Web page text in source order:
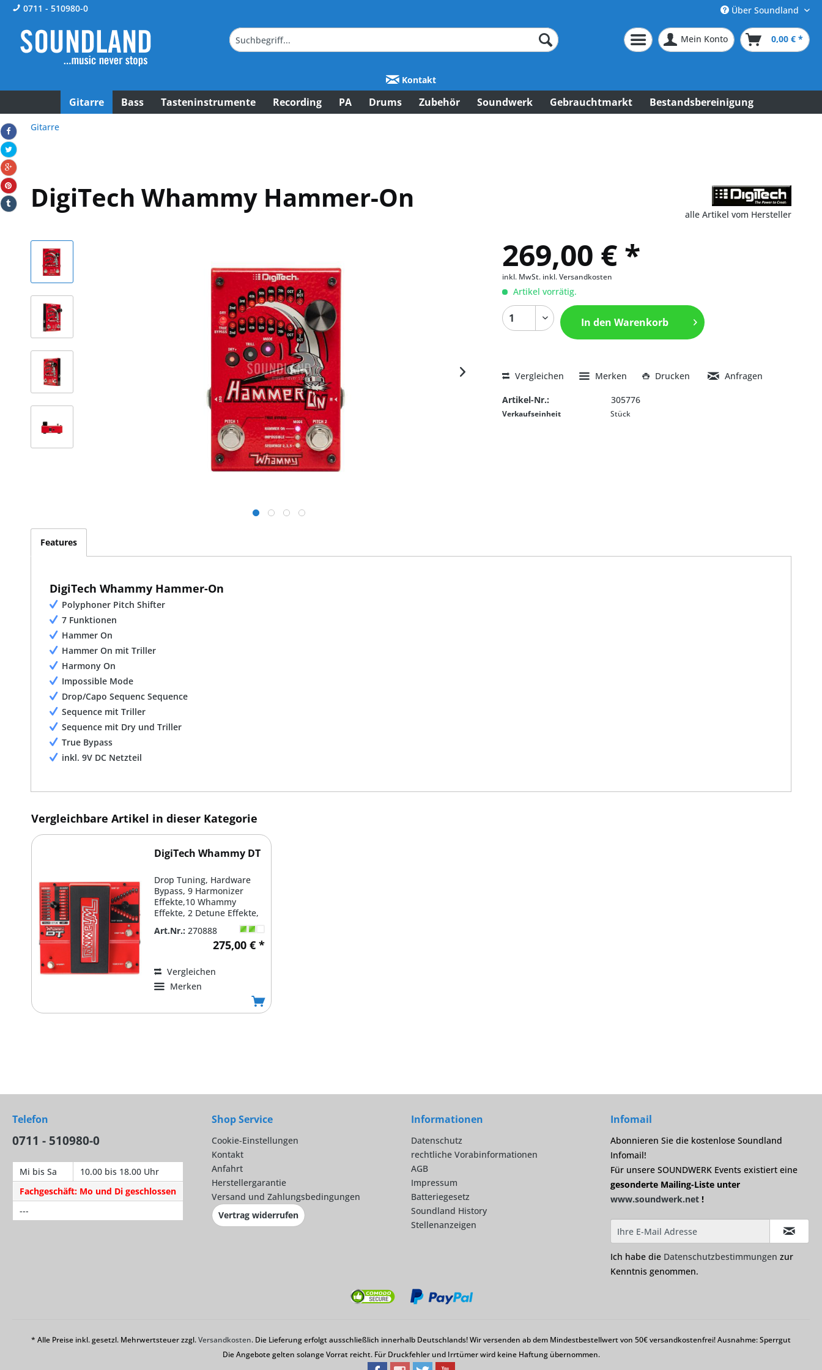
0711 - 510980-0 Über Soundland
Mein Konto 0,00 € *
Kontakt
Gitarre Bass Tasteninstrumente Recording PA Drums Zubehör Soundwerk Gebrauchtmarkt Bestandsbereinigung
Gitarre
DigiTech Whammy Hammer-On
alle Artikel vom Hersteller
269,00 € *
inkl. MwSt. inkl. Versandkosten
Artikel vorrätig.
In den Warenkorb
Vergleichen Merken Drucken Anfragen
Artikel-Nr.: 305776
Verkaufseinheit Stück
Features
DigiTech Whammy Hammer-On
Polyphoner Pitch Shifter
7 Funktionen
Hammer On
Hammer On mit Triller
Harmony On
Impossible Mode
Drop/Capo Sequenc Sequence
Sequence mit Triller
Sequence mit Dry und Triller
True Bypass
inkl. 9V DC Netzteil
Vergleichbare Artikel in dieser Kategorie
DigiTech Whammy DT
Drop Tuning, Hardware
Bypass, 9 Harmonizer
Effekte,10 Whammy
Effekte, 2 Detune Effekte,
Momentary Switch, durch
2...
Art.Nr.: 270888
275,00 € *
Vergleichen
Merken
Telefon
0711 - 510980-0
Mi bis Sa
10.00 bis 18.00 Uhr
Fachgeschäft: Mo und Di geschlossen
---
Shop Service
Cookie-Einstellungen
Kontakt
Anfahrt
Herstellergarantie
Versand und Zahlungsbedingungen
Vertrag widerrufen
Informationen
Datenschutz
rechtliche Vorabinformationen
AGB
Impressum
Batteriegesetz
Soundland History
Stellenanzeigen
Infomail
Abonnieren Sie die kostenlose Soundland
Infomail!
Für unsere SOUNDWERK Events existiert eine
gesonderte Mailing-Liste unter
www.soundwerk.net !
Ich habe die Datenschutzbestimmungen zur
Kenntnis genommen.
* Alle Preise inkl. gesetzl. Mehrwertsteuer zzgl.Versandkosten. Die Lieferung erfolgt ausschließlich innerhalb Deutschlands! Wir versenden ab dem Mindestbestellwert von 50€ versandkostenfrei! Ausnahme: Sperrgut
Die Angebote gelten solange Vorrat reicht. Für Druckfehler und Irrtümer wird keine Haftung übernommen.